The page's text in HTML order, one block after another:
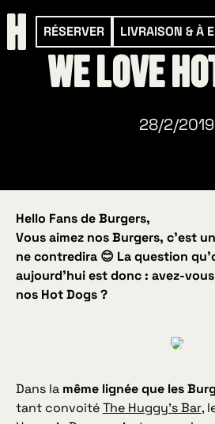
RÉSERVER LIVRAISON & À
WE LOVE
28/2/2019
Hello Fans de Burgers,
Vous aimez nos Burgers, c’est
ne contredira 😊 La question
aujourd’hui est donc : avez-
nos Hot Dogs ?
Dans la même lignée que les
tant convoitéThe Huggy’s Bar,